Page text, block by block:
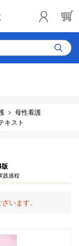
母性看護
キスト
版
践過程
います。